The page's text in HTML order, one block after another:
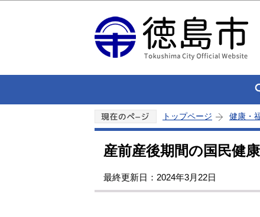
トップページ 健康・
産前産後期間の国民健
最終更新日：2024年3月22日